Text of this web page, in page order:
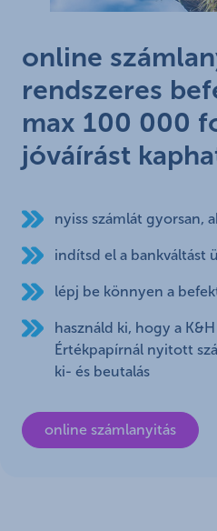
online
rendszeres
max 100 000
jóváírást
nyiss számlát gyorsan,
indítsd el a bankváltást
lépj be könnyen a
használd ki, hogy a
Értékpapírnál nyitott
ki- és beutalás
online számlanyitás